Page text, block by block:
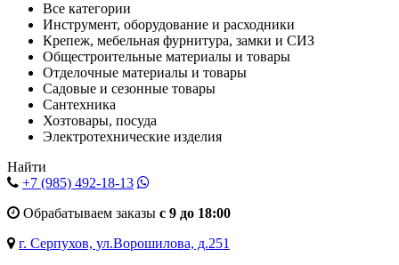
Все категории
Инструмент, оборудование и расходники
Крепеж, мебельная фурнитура, замки и СИЗ
Общестроительные материалы и товары
Отделочные материалы и товары
Садовые и сезонные товары
Сантехника
Хозтовары, посуда
Электротехнические изделия
Найти
+7 (985) 492-18-13
Обрабатываем заказы с 9 до 18:00
г. Серпухов, ул.Ворошилова, д.251